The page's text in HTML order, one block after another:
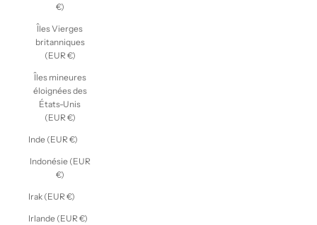
€)
Îles Vierges
britanniques
(EUR €)
Îles mineures
éloignées des
États-Unis
(EUR €)
Inde (EUR €)
Indonésie (EUR
€)
Irak (EUR €)
Irlande (EUR €)